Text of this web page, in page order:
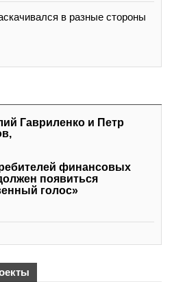
в разные стороны
Гавриленко и Петр
финансовых
появиться
голос»